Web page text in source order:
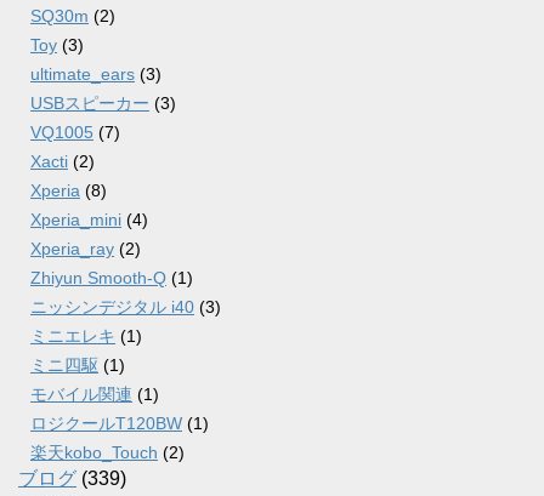
SQ30m (2)
Toy (3)
ultimate_ears (3)
USBスピーカー (3)
VQ1005 (7)
Xacti (2)
Xperia (8)
Xperia_mini (4)
Xperia_ray (2)
Zhiyun Smooth-Q (1)
ニッシンデジタル i40 (3)
ミニエレキ (1)
ミニ四駆 (1)
モバイル関連 (1)
ロジクールT120BW (1)
楽天kobo_Touch (2)
ブログ (339)